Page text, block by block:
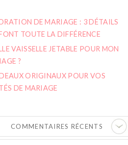
DE MARIAGE : 3 DÉTAILS
TOUTE LA DIFFÉRENCE
VAISSELLE JETABLE POUR MON
?
ORIGINAUX POUR VOS
DE MARIAGE
COMMENTAIRES RÉCENTS